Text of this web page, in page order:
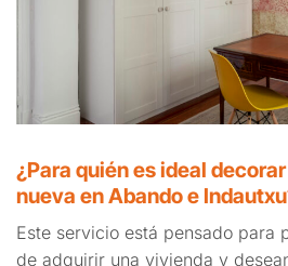
¿Para quién es ideal
nueva en Abando e
Este servicio está pensado para
de adquirir una vivienda y